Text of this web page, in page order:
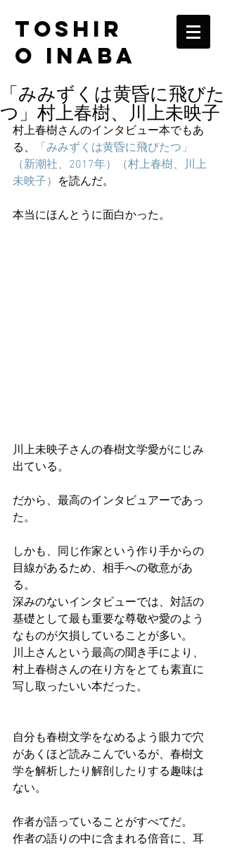
TOSHIR
O INABA
「みみずくは黄昏に飛びた
つ」村上春樹、川上未映子
村上春樹さんのインタビュー本でもあ
る、
「みみずくは黄昏に飛びたつ」
（新潮社、2017年）（村上春樹、川上
未映子） を読んだ。
本当にほんとうに面白かった。
川上未映子さんの春樹文学愛がにじみ
出ている。
だから、最高のインタビュアーであっ
た。
しかも、同じ作家という作り手からの
目線があるため、相手への敬意があ
る。
深みのないインタビューでは、対話の
基礎として最も重要な尊敬や愛のよう
なものが欠損していることが多い。
川上さんという最高の聞き手により、
村上春樹さんの在り方をとても素直に
写し取ったいい本だった。
自分も春樹文学をなめるよう眼力で穴
があくほど読みこんでいるが、春樹文
学を解析したり解剖したりする趣味は
ない。
作者が語っていることがすべてだ。
作者の語りの中に含まれる倍音に、耳